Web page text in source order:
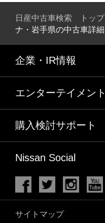
日産中古車検索 トップ
ナ・岩手県の中古車詳細
企業・IR情報
エンターテイメント
購入検討サポート
Nissan Social
サイトマップ